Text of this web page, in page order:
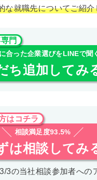
な就職先についてご紹介
門
合った企業選びをLINEで聞
ち追加してみ
はコチラ
相談満足度93.5%
は相談してみ
3の当社相談参加者への